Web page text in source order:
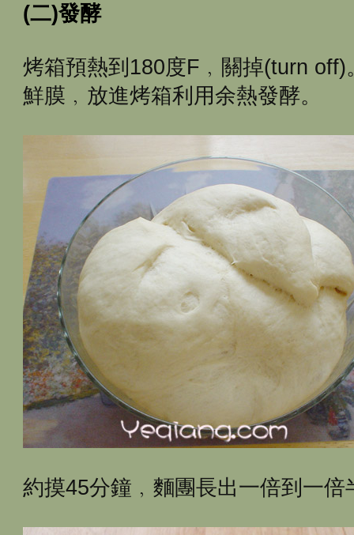
(二)發酵
烤箱預熱到180度F﹐關掉(turn
鮮膜﹐放進烤箱利用余熱發酵。
約摸45分鐘﹐麵團長出一倍到一